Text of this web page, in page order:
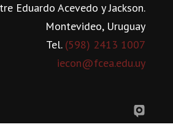
Eduardo Acevedo y Jackson.
Montevideo, Uruguay
Tel. (598) 2413 1007
iecon@fcea.edu.uy